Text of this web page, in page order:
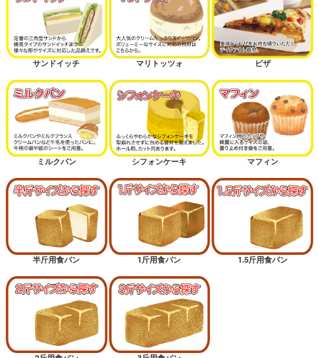
サンドイッチ マリトッツォ ピザ
ミルクパン シフォンケーキ マフィン
半斤用食パン 1斤用食パン 1.5斤用食パン